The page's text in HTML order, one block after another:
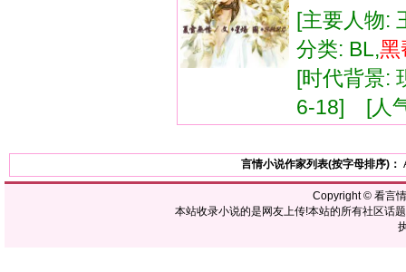
[主要人物:
分类: BL,黑
[时代背景:
6-18] [人
言情小说作家列表(按字母排序)：
Copyright © 看言
本站收录小说的是网友上传!本站的所有社区话